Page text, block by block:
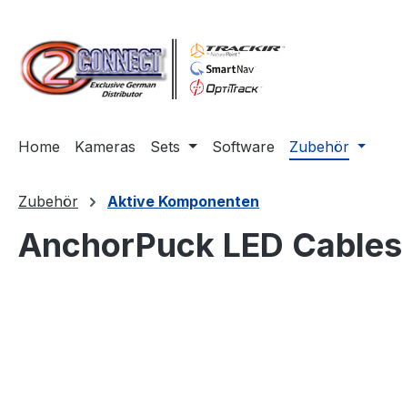
Home Kameras Sets Software Zubehör
Zubehör Aktive Komponenten
AnchorPuck LED Cables